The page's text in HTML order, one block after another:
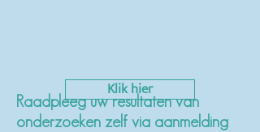
​​​​Raadpleeg uw resultaten van
onderzoeken zelf via aanmelding
Klik hier